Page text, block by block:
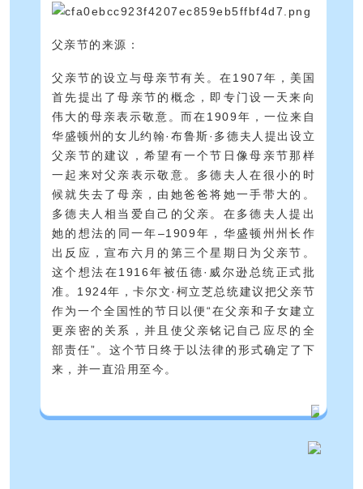
父亲节的来源：
父亲节的设立与母亲节有关。在1907年，美国
首先提出了母亲节的概念，即专门设一天来向
伟大的母亲表示敬意。而在1909年，一位来自
华盛顿州的女儿约翰·布鲁斯·多德夫人提出设立
父亲节的建议，希望有一个节日像母亲节那样
一起来对父亲表示敬意。多德夫人在很小的时
候就失去了母亲，由她爸爸将她一手带大的。
多德夫人相当爱自己的父亲。在多德夫人提出
她的想法的同一年–1909年，华盛顿州州长作
出反应，宣布六月的第三个星期日为父亲节。
这个想法在1916年被伍德·威尔逊总统正式批
准。1924年，卡尔文·柯立芝总统建议把父亲节
作为一个全国性的节日以便“在父亲和子女建立
更亲密的关系，并且使父亲铭记自己应尽的全
部责任”。这个节日终于以法律的形式确定了下
来，并一直沿用至今。